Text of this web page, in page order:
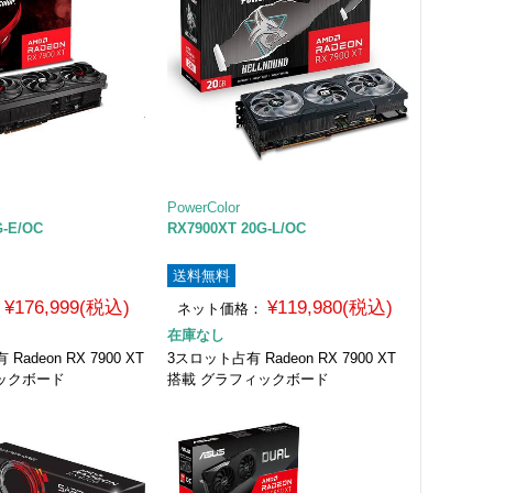
E/OC
¥176,999(税込)
Radeon RX 7900 XT
クボード
PowerColor
RX7900XT 20G-L/OC
送料無料
ネット価格：
¥119,980(税込)
在庫なし
3スロット占有 Radeon RX 7900 XT
搭載 グラフィックボード